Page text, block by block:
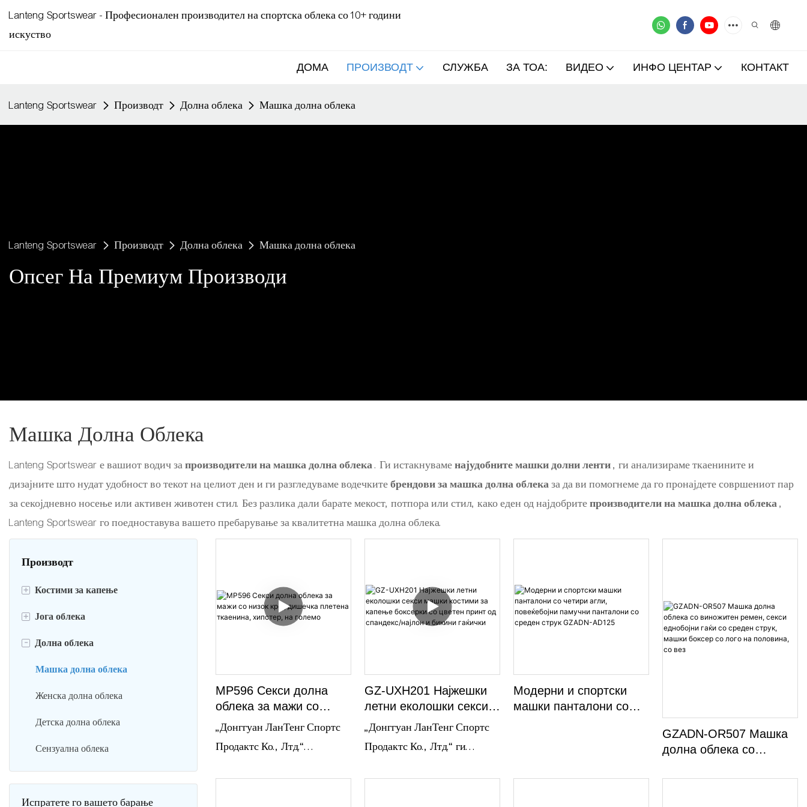
Lanteng Sportswear - Професионален производител на спортска облека со 10+ години
искуство
ДОМА ПРОИЗВОДТ СЛУЖБА ЗА ТОА: ВИДЕО ИНФО ЦЕНТАР КОНТАКТ
Lanteng Sportswear Производт Долна облека Машка долна облека
Lanteng Sportswear Производт Долна облека Машка долна облека
Опсег На Премиум Производи
Машка Долна Облека
Lanteng Sportswear е вашиот водич запроизводители на машка долна облека. Ги истакнуваменајудобните машки долни ленти, ги анализираме ткаенините и
дизајните што нудат удобност во текот на целиот ден и ги разгледуваме водечкитебрендови за машка долна облеказа да ви помогнеме да го пронајдете совршениот пар
за секојдневно носење или активен животен стил. Без разлика дали барате мекост, потпора или стил, како еден од најдобритепроизводители на машка долна облека,
Lanteng Sportswear го поедноставува вашето пребарување за квалитетна машка долна облека.
Производт
+ Костими за капење
Машки костими за капење
Женски костими за капење
Детски костими за капење
+ Јога облека
Спортски градник
Јога хеланки
Сет за јога
Машка облека за јога
Носење јога за жени
Детска јога облека
- Долна облека
Машка долна облека
Женска долна облека
Детска долна облека
Сензуална облека
Испратете го вашето барање
MP596 Секси долна
облека за мажи со
низок крој, дишечка
плетена ткаенина,
хипстер, на големо
„Донггуан ЛанТенг Спортс
Продактс Ко., Лтд.“
GZ-UXH201 Најжешки
летни еколошки секси
машки костими за
капење боксерки со
цветен принт од
„Донггуан ЛанТенг Спортс
Продактс Ко., Лтд.“ ги
Модерни и спортски
машки панталони со
GZADN-OR507 Машка
долна облека со
еднобојни гаќи со